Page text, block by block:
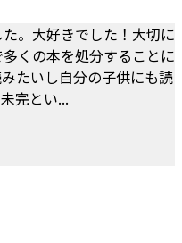
。大好きでした！大切に
くの本を処分することに
たいし自分の子供にも読
完とい...